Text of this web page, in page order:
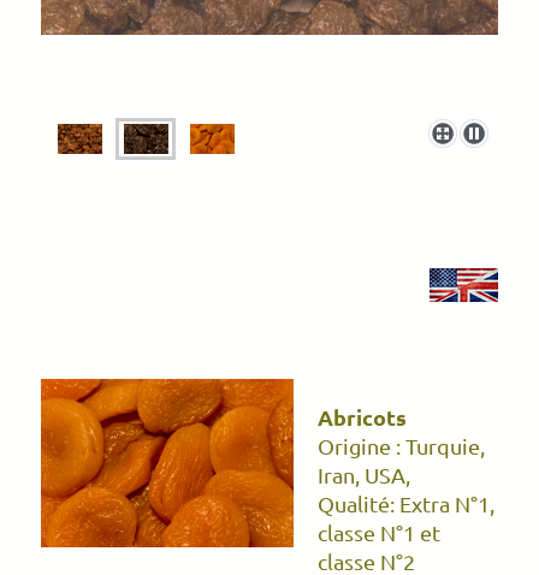
Abricots
Origine : Turquie,
Iran, USA,
Qualité: Extra N°1,
classe N°1 et
classe N°2